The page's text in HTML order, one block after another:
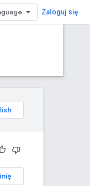
Zaloguj się